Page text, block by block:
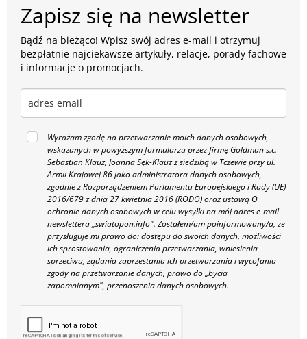
Zapisz się na newsletter
Bądź na bieżąco! Wpisz swój adres e-mail i otrzymuj
bezpłatnie najciekawsze artykuły, relacje, porady fachowe
i informacje o promocjach.
Wyrażam zgodę na przetwarzanie moich danych osobowych,
wskazanych w powyższym formularzu przez firmę Goldman s.c.
Sebastian Klauz, Joanna Sęk-Klauz z siedzibą w Tczewie przy ul.
Armii Krajowej 86 jako administratora danych osobowych,
zgodnie z Rozporządzeniem Parlamentu Europejskiego i Rady (UE)
2016/679 z dnia 27 kwietnia 2016 (RODO) oraz ustawą O
ochronie danych osobowych w celu wysyłki na mój adres e-mail
newslettera „swiatopon.info". Zostałem/am poinformowany/a, że
przysługuje mi prawo do: dostępu do swoich danych, możliwości
ich sprostowania, ograniczenia przetwarzania, wniesienia
sprzeciwu, żądania zaprzestania ich przetwarzania i wycofania
zgody na przetwarzanie danych, prawo do „bycia
zapomnianym", przenoszenia danych osobowych.